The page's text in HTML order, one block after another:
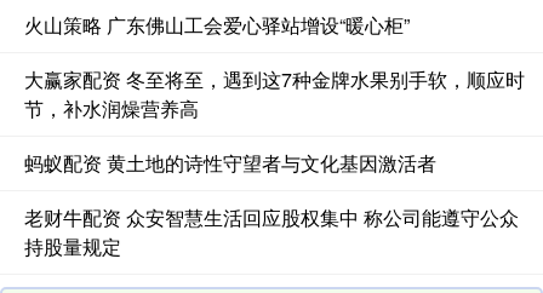
火山策略 广东佛山工会爱心驿站增设“暖心柜”
大赢家配资 冬至将至，遇到这7种金牌水果别手软，顺应时
节，补水润燥营养高
蚂蚁配资 黄土地的诗性守望者与文化基因激活者
老财牛配资 众安智慧生活回应股权集中 称公司能遵守公众
持股量规定